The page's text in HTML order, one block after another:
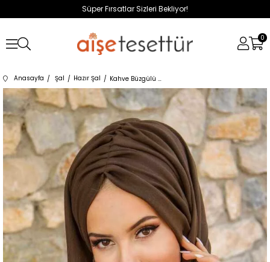
Süper Fırsatlar Sizleri Bekliyor!
0
Anasayfa Şal Hazır Şal Kahve Büzgülü Hazır Şal